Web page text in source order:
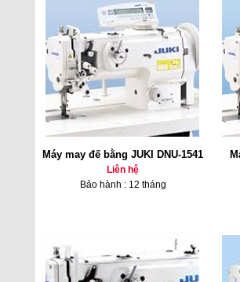
Máy may đế bằng JUKI DNU-1541
Liên hệ
Bảo hành : 12 tháng